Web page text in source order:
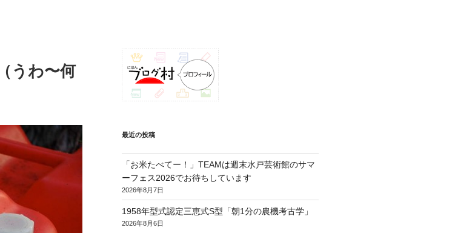
うわ〜何
最近の投稿
「お米たべてー！」TEAMは週末水戸芸術館のサマ
ーフェス2026でお待ちしています
2026年8月7日
1958年型式認定三恵式S型「朝1分の農機考古学」
2026年8月6日